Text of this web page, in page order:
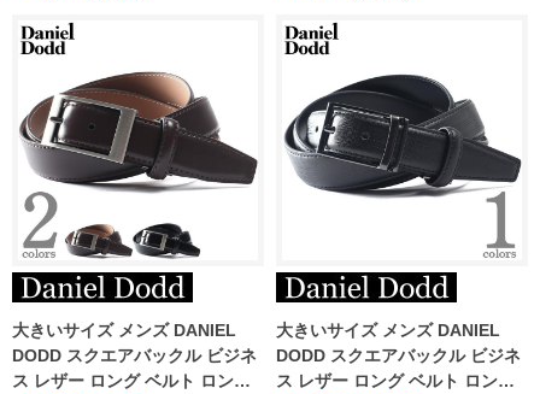
大きいサイズ メンズ DANIEL
DODD スクエアバックル ビジネ
ス レザー ロング ベルト ロング
大きいサイズ メンズ DANIEL
DODD スクエアバックル ビジネ
ス レザー ロング ベルト ロング